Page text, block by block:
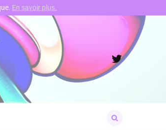
Twitter
for:
En savoir plus.